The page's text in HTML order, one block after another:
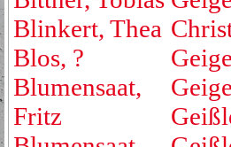
Blinkert, Thea
Blos, ?
Blumensaat,
Fritz